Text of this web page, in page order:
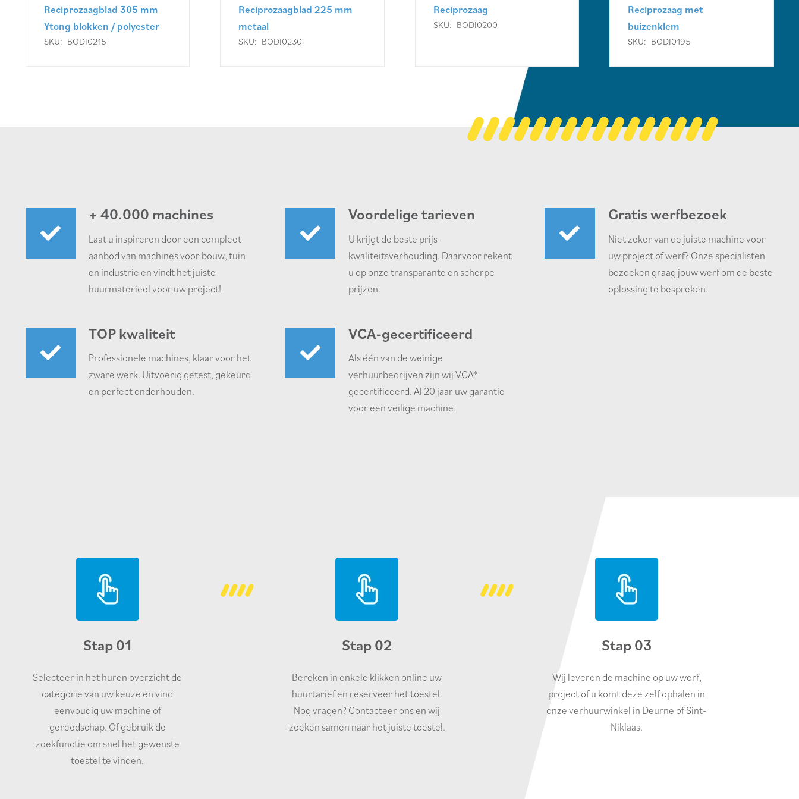
Reciprozaagblad 305 mm
Ytong blokken / polyester
SKU: BODI0215
Reciprozaagblad 225 mm
metaal
SKU: BODI0230
Reciprozaag
SKU: BODI0200
Reciprozaag met
buizenklem
SKU: BODI0195
+ 40.000 machines
Laat u inspireren door een compleet
aanbod van machines voor bouw, tuin
en industrie en vindt het juiste
huurmaterieel voor uw project!
TOP kwaliteit
Professionele machines, klaar voor het
zware werk. Uitvoerig getest, gekeurd
en perfect onderhouden.
Voordelige tarieven
U krijgt de beste prijs-
kwaliteitsverhouding. Daarvoor rekent
u op onze transparante en scherpe
prijzen.
VCA-gecertificeerd
Als één van de weinige
verhuurbedrijven zijn wij VCA*
gecertificeerd. Al 20 jaar uw garantie
voor een veilige machine.
Gratis werfbezoek
Niet zeker van de juiste machine voor
uw project of werf? Onze specialisten
bezoeken graag jouw werf om de beste
oplossing te bespreken.
Stap 01
Selecteer in het huren overzicht de
categorie van uw keuze en vind
eenvoudig uw machine of
gereedschap. Of gebruik de
zoekfunctie om snel het gewenste
toestel te vinden.
Stap 02
Bereken in enkele klikken online uw
huurtarief en reserveer het toestel.
Nog vragen? Contacteer ons en wij
zoeken samen naar het juiste toestel.
Stap 03
Wij leveren de machine op uw werf,
project of u komt deze zelf ophalen in
onze verhuurwinkel in Deurne of Sint-
Niklaas.